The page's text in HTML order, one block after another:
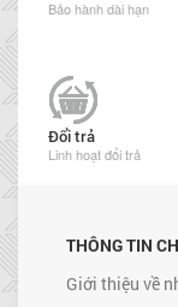
Bảo hành dài hạn
Đổi trả
Linh hoạt đổi trả
THÔNG TIN
Giới thiệu về